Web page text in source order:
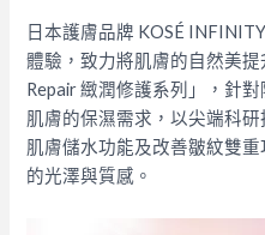
日本護膚品牌 KOSÉ
體驗，致力將肌膚的自然美
Repair 緻潤修護系列」，針
肌膚的保濕需求，以尖端科
肌膚儲水功能及改善皺紋雙
的光澤與質感。